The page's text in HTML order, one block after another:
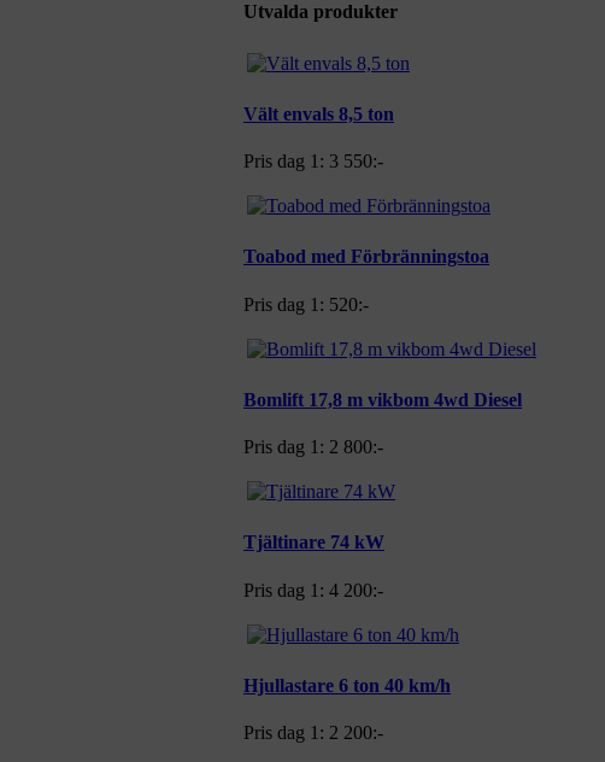
Utvalda produkter
Vält envals 8,5 ton
Pris dag 1: 3 550:-
Toabod med Förbränningstoa
Pris dag 1: 520:-
Bomlift 17,8 m vikbom 4wd Diesel
Pris dag 1: 2 800:-
Tjältinare 74 kW
Pris dag 1: 4 200:-
Hjullastare 6 ton 40 km/h
Pris dag 1: 2 200:-